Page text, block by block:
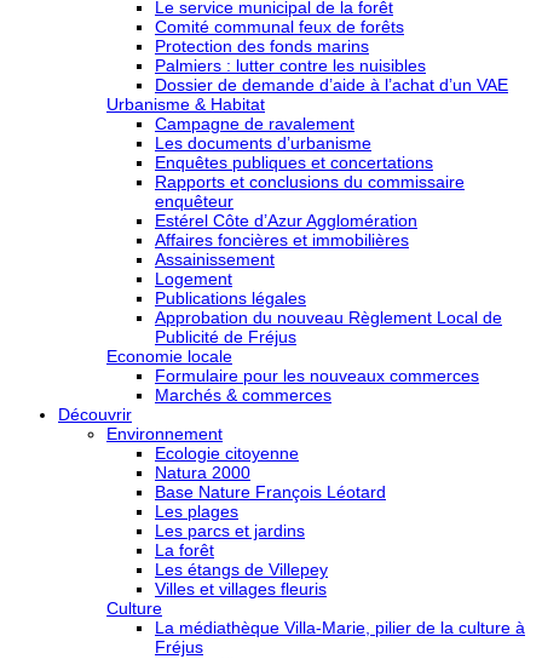
Le service municipal de la forêt
Comité communal feux de forêts
Protection des fonds marins
Palmiers : lutter contre les nuisibles
Dossier de demande d’aide à l’achat d’un VAE
Urbanisme & Habitat
Campagne de ravalement
Les documents d’urbanisme
Enquêtes publiques et concertations
Rapports et conclusions du commissaire
enquêteur
Estérel Côte d’Azur Agglomération
Affaires foncières et immobilières
Assainissement
Logement
Publications légales
Approbation du nouveau Règlement Local de
Publicité de Fréjus
Economie locale
Formulaire pour les nouveaux commerces
Marchés & commerces
Découvrir
Environnement
Ecologie citoyenne
Natura 2000
Base Nature François Léotard
Les plages
Les parcs et jardins
La forêt
Les étangs de Villepey
Villes et villages fleuris
Culture
La médiathèque Villa-Marie, pilier de la culture à
Fréjus